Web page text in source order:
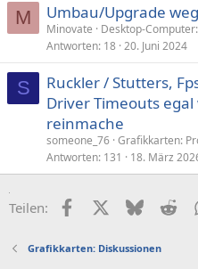
M Umbau/Upgrade
Minovate
Desktop-
Antworten 18 20. Juni 2024
S
Ruckler / Stutters,
Driver Timeouts egal
reinmache
someone_76 Grafikkarten:
Antworten 131 18. März
Teilen: FacebookX (Twitter)
Bluesky
Grafikkarten: Diskussionen